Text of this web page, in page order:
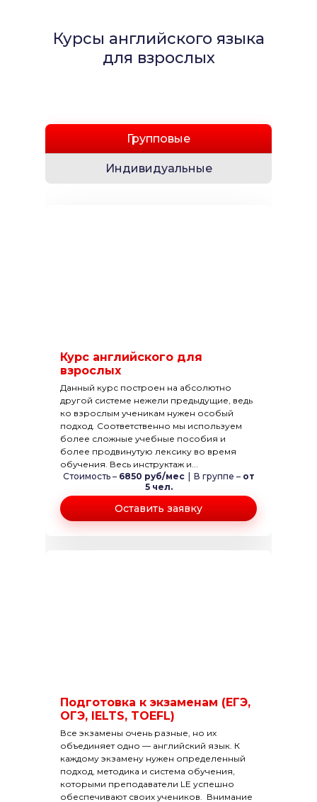
Курсы английского языка
для взрослых
Групповые
Индивидуальные
Курс английского для
взрослых
Данный курс построен на абсолютно
другой системе нежели предыдущие, ведь
ко взрослым ученикам нужен особый
подход. Соответственно мы используем
более сложные учебные пособия и
более продвинутую лексику во время
обучения. Весь инструктаж и...
Стоимость – 6850 руб/мес В группе – от
5 чел.
Оставить заявку
Подготовка к экзаменам (ЕГЭ,
ОГЭ, IELTS, TOEFL)
Все экзамены очень разные, но их
объединяет одно — английский язык. К
каждому экзамену нужен определенный
подход, методика и система обучения,
которыми преподаватели LE успешно
обеспечивают своих учеников. Внимание